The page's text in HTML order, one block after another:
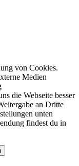
von Cookies.
Medien
die Webseite besser
an Dritte
unten
findest du in